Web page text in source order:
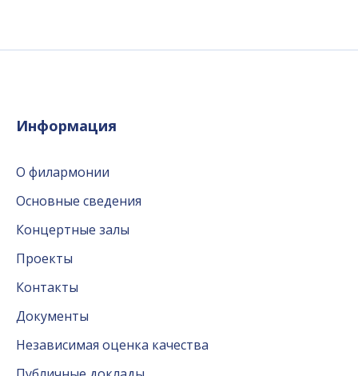
Информация
О филармонии
Основные сведения
Концертные залы
Проекты
Контакты
Документы
Независимая оценка качества